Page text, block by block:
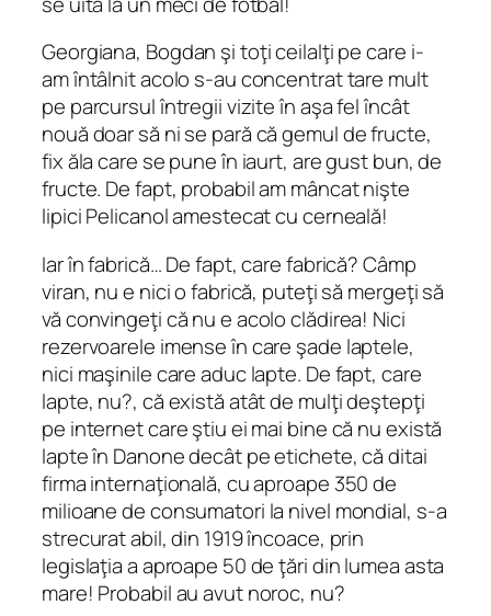
Georgiana, Bogdan şi toţi ceilalţi pe care i-
am întâlnit acolo s-au concentrat tare mult
pe parcursul întregii vizite în aşa fel încât
nouă doar să ni se pară că gemul de fructe,
fix ăla care se pune în iaurt, are gust bun, de
fructe. De fapt, probabil am mâncat nişte
lipici Pelicanol amestecat cu cerneală!
Iar în fabrică… De fapt, care fabrică? Câmp
viran, nu e nici o fabrică, puteţi să mergeţi să
vă convingeţi că nu e acolo clădirea! Nici
rezervoarele imense în care şade laptele,
nici maşinile care aduc lapte. De fapt, care
lapte, nu?, că există atât de mulţi deştepţi
pe internet care ştiu ei mai bine că nu există
lapte în Danone decât pe etichete, că ditai
firma internaţională, cu aproape 350 de
milioane de consumatori la nivel mondial, s-a
strecurat abil, din 1919 încoace, prin
legislaţia a aproape 50 de ţări din lumea asta
mare! Probabil au avut noroc, nu?